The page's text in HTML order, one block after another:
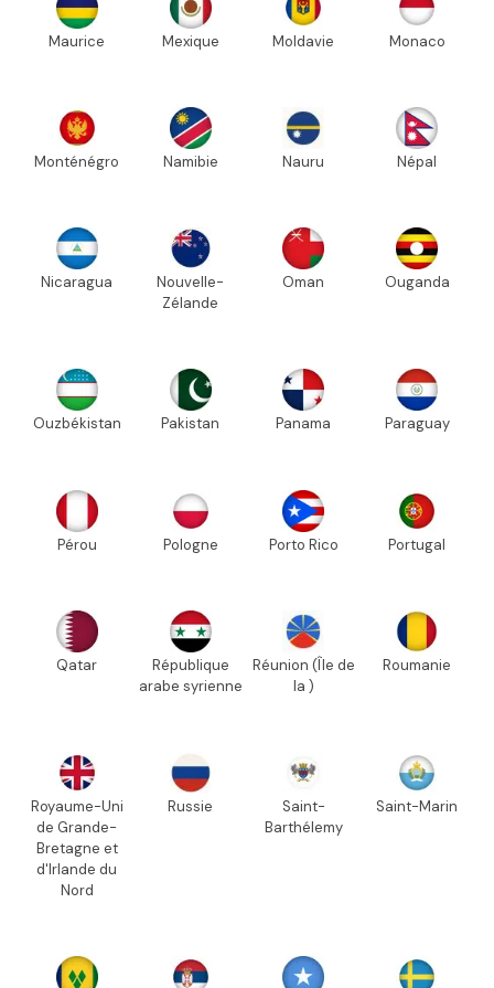
Maurice Mexique Moldavie Monaco
Monténégro Namibie Nauru Népal
Nicaragua
Nouvelle-
Zélande
Oman Ouganda
Ouzbékistan Pakistan Panama Paraguay
Pérou Pologne Porto Rico Portugal
Qatar
République
arabe syrienne
Réunion (Île de
la )
Roumanie
Royaume-Uni
de Grande-
Bretagne et
d'Irlande du
Nord
Russie
Saint-
Barthélemy
Saint-Marin